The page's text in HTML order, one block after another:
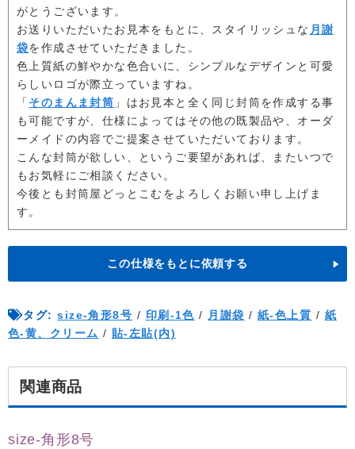
がとうございます。
お送りいただいたお見本をもとに、スタイリッシュな 月謝
袋を作成させていただきました。
色上質紙の鮮やかな色合いに、シンプルなデザインと可愛
らしいロゴが際立っていますね。
「 そのまんま封筒 」はお見本と全く同じ封筒を作成する事
も可能ですが、仕様によってはその他の既製品や、オーダ
ーメイドの内容でご提案させていただいております。
こんな封筒が欲しい、というご要望があれば、またいつで
もお気軽にご相談ください。
今後とも封筒屋どっとこむをよろしくお願い申し上げま
す。
この仕様をもとに依頼する
タグ:size-角形8号 / 印刷-1色 / 月謝袋 / 紙-色上質 / 紙
色-黄、クリーム / 貼-左貼(内)
関連商品
size-角形8号